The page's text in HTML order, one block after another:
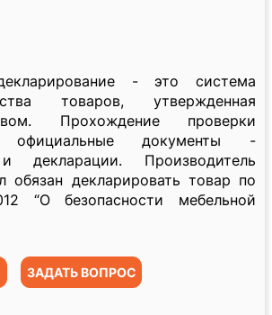
декларирование - это система
товаров, утвержденная
Прохождение проверки
официальные документы -
декларации. Производитель
обязан декларировать товар по
“О безопасности мебельной
ЗАДАТЬ ВОПРОС